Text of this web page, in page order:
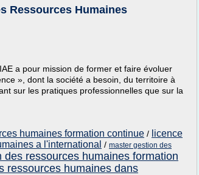
Ressources Humaines
a pour mission de former et faire évoluer
», dont la société a besoin, du territoire à
sur les pratiques professionnelles que sur la
humaines formation continue / licence
a l'international / master gestion des
des ressources humaines formation
ressources humaines dans